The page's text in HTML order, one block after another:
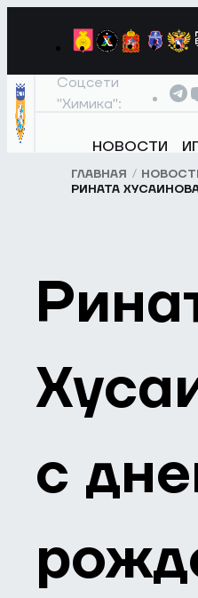
Соцсети
"Химика":
НОВОСТИ
ГЛАВНАЯ
РИНАТА
с